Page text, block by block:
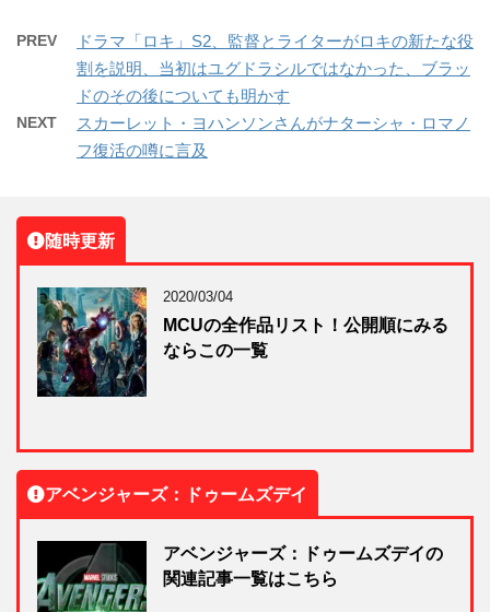
PREV
ドラマ「ロキ」S2、監督とライターがロキの新たな役
割を説明、当初はユグドラシルではなかった、ブラッ
ドのその後についても明かす
NEXT
スカーレット・ヨハンソンさんがナターシャ・ロマノ
フ復活の噂に言及
随時更新
2020/03/04
MCUの全作品リスト！公開順にみる
ならこの一覧
アベンジャーズ：ドゥームズデイ
アベンジャーズ：ドゥームズデイの
関連記事一覧はこちら